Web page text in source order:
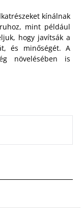
kínálnak
mint például
hogy javítsák a
és minőségét. A
növelésében is